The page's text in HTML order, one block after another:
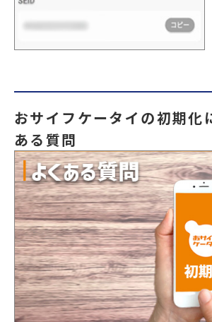
おサイフケータイの初期化
ある質問